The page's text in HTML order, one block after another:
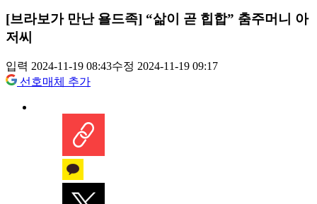
[브라보가 만난 욜드족] “삶이 곧 힙합” 춤주머니 아
저씨
입력 2024-11-19 08:43수정 2024-11-19 09:17
선호매체 추가